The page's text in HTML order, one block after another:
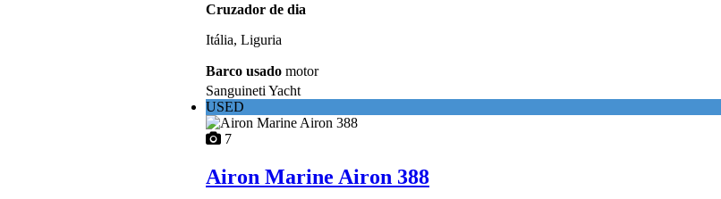
Cruzador de dia
Itália, Liguria
Barco usado motor
Sanguineti Yacht
USED
7
Airon Marine Airon 388